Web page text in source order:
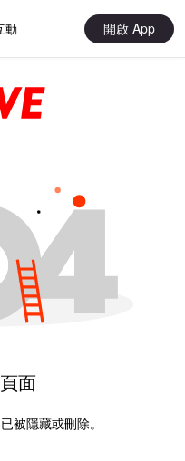
動 開啟 App
面
被隱藏或刪除。